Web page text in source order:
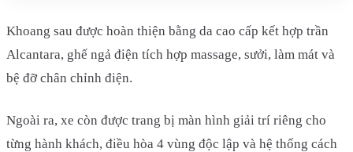
Khoang sau được hoàn thiện bằng da cao cấp kết hợp trần
Alcantara, ghế ngả điện tích hợp massage, sưởi, làm mát và
bệ đỡ chân chỉnh điện.
Ngoài ra, xe còn được trang bị màn hình giải trí riêng cho
từng hành khách, điều hòa 4 vùng độc lập và hệ thống cách